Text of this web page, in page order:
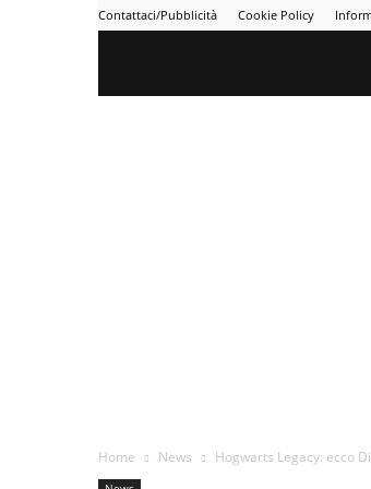
Contattaci/Pubblicità Cookie Policy
Home News Hogwarts Legacy: ecco